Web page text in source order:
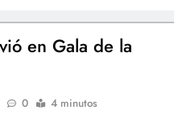
en Gala de la
0 4 minutos